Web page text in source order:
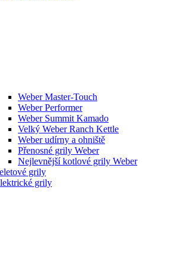
Weber Master-Touch
Weber Performer
Weber Summit Kamado
Velký Weber Ranch Kettle
Weber udírny a ohniště
Přenosné grily Weber
Nejlevnější kotlové grily Weber
grily
grily